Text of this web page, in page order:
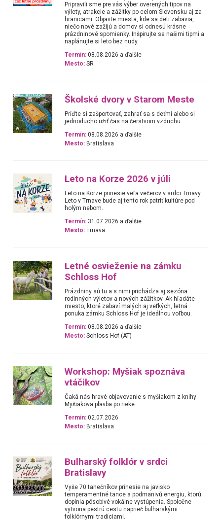
Pripravili sme pre vás výber overených tipov na
výlety, atrakcie a zážitky po celom Slovensku aj za
hranicami. Objavte miesta, kde sa deti zabavia,
niečo nové zažijú a domov si odnesú krásne
prázdninové spomienky. Inšpirujte sa našimi tipmi a
naplánujte si leto bez nudy.
Termín: 08.08.2026 a ďalšie
Mesto: SR
Školské dvory v Starom Meste
Príďte si zašportovať, zahrať sa s deťmi alebo si
jednoducho užiť čas na čerstvom vzduchu.
Termín: 08.08.2026 a ďalšie
Mesto: Bratislava
Leto na Korze 2026 v júli
Leto na Korze prinesie veľa večerov v srdci Trnavy
Leto v Trnave bude aj tento rok patriť kultúre pod
holým nebom.
Termín: 31.07.2026 a ďalšie
Mesto: Trnava
Letné osvieženie na zámku
Schloss Hof
Prázdniny sú tu a s nimi prichádza aj sezóna
rodinných výletov a nových zážitkov. Ak hľadáte
miesto, ktoré zabaví malých aj veľkých, letná
ponuka zámku Schloss Hof je ideálnou voľbou.
Termín: 08.08.2026 a ďalšie
Mesto: Schloss Hof (AT)
Workshop: Myšiak spoznáva
vtáčikov
Čaká nás hravé objavovanie s myšiakom z knihy
Myšiakova plavba po rieke.
Termín: 02.07.2026
Mesto: Bratislava
Bulharský folklór v srdci
Bratislavy
Vyše 70 tanečníkov prinesie na javisko
temperamentné tance a podmanivú energiu, ktorú
doplnia pôsobivé vokálne vystúpenia. Spoločne
vytvoria pestrú cestu naprieč bulharskými
folklórnymi tradíciami.